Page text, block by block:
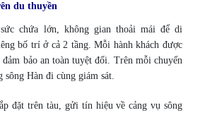
du thuyền
chứa lớn, không gian thoải mái để di
bố trí ở cả 2 tầng. Mỗi hành khách được
đảm bảo an toàn tuyệt đối. Trên mỗi chuyến
sông Hàn đi cùng giám sát.
đặt trên tàu, gửi tín hiệu về cảng vụ sông